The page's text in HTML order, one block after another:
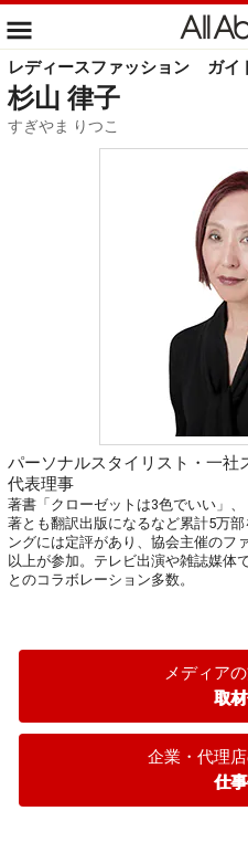
レディースファッション ガイ
杉山 律子
すぎやま りつこ
パーソナルスタイリスト・一社
代表理事
著書「クローゼットは3色でいい」
著とも翻訳出版になるなど累計5万
ングには定評があり、協会主催のフ
以上が参加。テレビ出演や雑誌媒体
とのコラボレーション多数。
メディア
取
企業・代理
仕